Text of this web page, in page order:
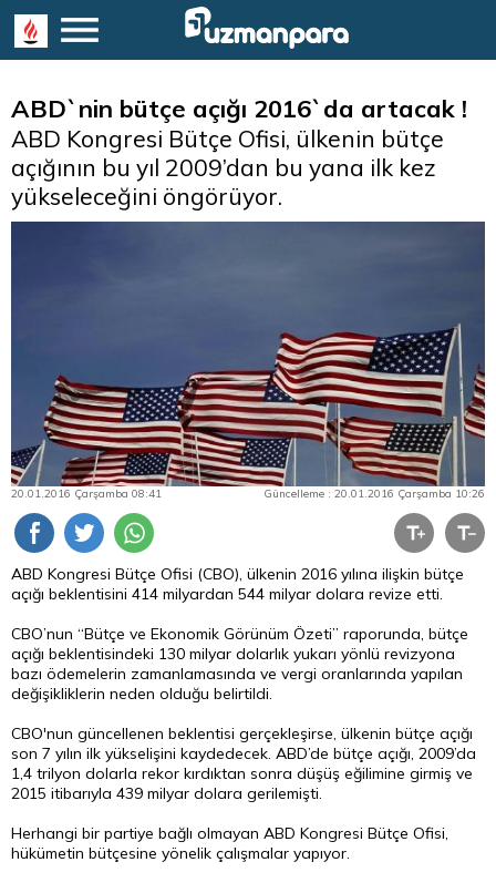
ABD`nin bütçe açığı 2016`da artacak !
ABD Kongresi Bütçe Ofisi, ülkenin bütçe
açığının bu yıl 2009’dan bu yana ilk kez
yükseleceğini öngörüyor.
20.01.2016 Çarşamba 08:41 Güncelleme : 20.01.2016 Çarşamba 10:26
ABD Kongresi Bütçe Ofisi (CBO), ülkenin 2016 yılına ilişkin bütçe
açığı beklentisini 414 milyardan 544 milyar dolara revize etti.
CBO’nun ‘‘Bütçe ve Ekonomik Görünüm Özeti’’ raporunda, bütçe
açığı beklentisindeki 130 milyar dolarlık yukarı yönlü revizyona
bazı ödemelerin zamanlamasında ve vergi oranlarında yapılan
değişikliklerin neden olduğu belirtildi.
CBO'nun güncellenen beklentisi gerçekleşirse, ülkenin bütçe açığı
son 7 yılın ilk yükselişini kaydedecek. ABD’de bütçe açığı, 2009’da
1,4 trilyon dolarla rekor kırdıktan sonra düşüş eğilimine girmiş ve
2015 itibarıyla 439 milyar dolara gerilemişti.
Herhangi bir partiye bağlı olmayan ABD Kongresi Bütçe Ofisi,
hükümetin bütçesine yönelik çalışmalar yapıyor.